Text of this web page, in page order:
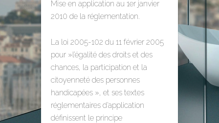
Mise en application au 1er janvier
2010 de la réglementation.
La loi 2005-102 du 11 février 2005
pour »l’égalité des droits et des
chances, la participation et la
citoyenneté des personnes
handicapées », et ses textes
réglementaires d’application
définissent le principe